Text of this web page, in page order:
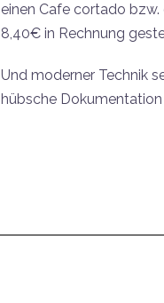
einen Cafe cortado bzw.
8,40€ in Rechnung
Und moderner Technik
hübsche Dokumentation